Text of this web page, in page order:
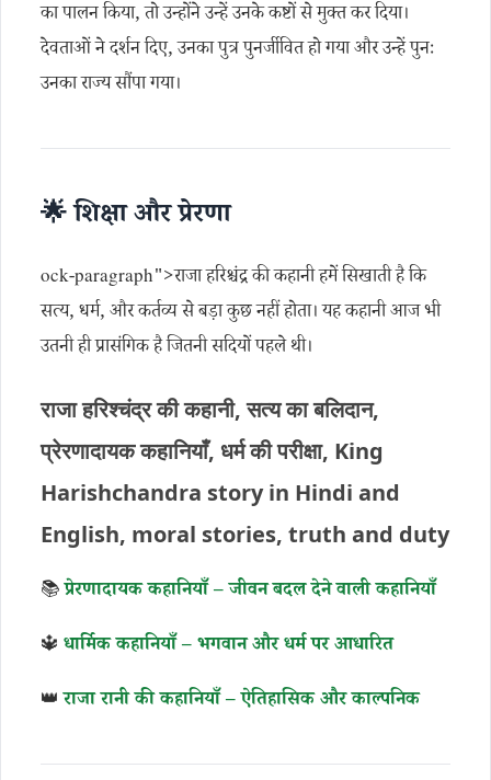
का पालन किया, तो उन्होंने उन्हें उनके कष्टों से मुक्त कर दिया।
देवताओं ने दर्शन दिए, उनका पुत्र पुनर्जीवित हो गया और उन्हें पुनः
उनका राज्य सौंपा गया।
🌟 शिक्षा और प्रेरणा
ock-paragraph">राजा हरिश्चंद्र की कहानी हमें सिखाती है कि
सत्य, धर्म, और कर्तव्य से बड़ा कुछ नहीं होता। यह कहानी आज भी
उतनी ही प्रासंगिक है जितनी सदियों पहले थी।
राजा हरिश्चंद्र की कहानी, सत्य का बलिदान,
प्रेरणादायक कहानियाँ, धर्म की परीक्षा, King
Harishchandra story in Hindi and
English, moral stories, truth and duty
📚प्रेरणादायक कहानियाँ – जीवन बदल देने वाली कहानियाँ
🔱 धार्मिक कहानियाँ – भगवान और धर्म पर आधारित
👑राजा रानी की कहानियाँ – ऐतिहासिक और काल्पनिक